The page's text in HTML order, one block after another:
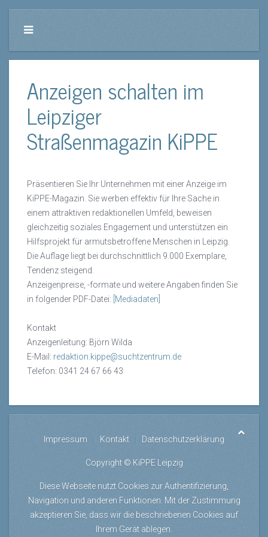
Anzeigen schalten im
Leipziger
Straßenmagazin KiPPE
Präsentieren Sie Ihr Unternehmen mit einer Anzeige im
KiPPE-Magazin. Sie werben effektiv für Ihre Sache in
einem attraktiven redaktionellen Umfeld, beweisen
gleichzeitig soziales Engagement und unterstützen ein
Hilfsprojekt für armutsbetroffene Menschen in Leipzig.
Die Auflage liegt bei durchschnittlich 9.000 Exemplare,
Tendenz steigend.
Anzeigenpreise, -formate und weitere Angaben finden Sie
in folgender PDF-Datei: [Mediadaten]
Kontakt
Anzeigenleitung: Björn Wilda
E-Mail: redaktion.kippe@suchtzentrum.de
Telefon: 0341 24 67 66 43
Impressum Kontakt Datenschutzerklärung
Copyright © KiPPE Leipzig
Diese Webseite nutzt Cookies zur Authentifizierung,
Navigation und anderen Funktionen. Mit der Zustimmung
akzeptieren Sie, dass wir die beschriebenen Cookies auf
Ihrem Gerät ablegen.